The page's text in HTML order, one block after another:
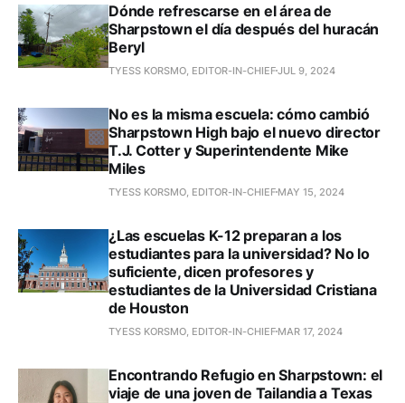
Dónde refrescarse en el área de
Sharpstown el día después del huracán
Beryl
TYESS KORSMO, EDITOR-IN-CHIEFJUL 9, 2024
No es la misma escuela: cómo cambió
Sharpstown High bajo el nuevo director
T.J. Cotter y Superintendente Mike
Miles
TYESS KORSMO, EDITOR-IN-CHIEF MAY 15, 2024
¿Las escuelas K-12 preparan a los
estudiantes para la universidad? No lo
suficiente, dicen profesores y
estudiantes de la Universidad Cristiana
de Houston
TYESS KORSMO, EDITOR-IN-CHIEF MAR 17, 2024
Encontrando Refugio en Sharpstown: el
viaje de una joven de Tailandia a Texas